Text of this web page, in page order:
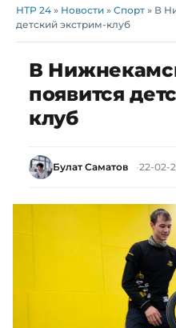
НТР 24 » Новости » Спорт » В
детский экстрим-клуб
В
появится
клуб
Булат Саматов 22-02-